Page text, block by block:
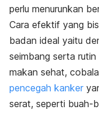
perlu menurunkan
Cara efektif yang
badan ideal yaitu
seimbang serta rutin
makan sehat,
pencegah kanker
serat, seperti buah-